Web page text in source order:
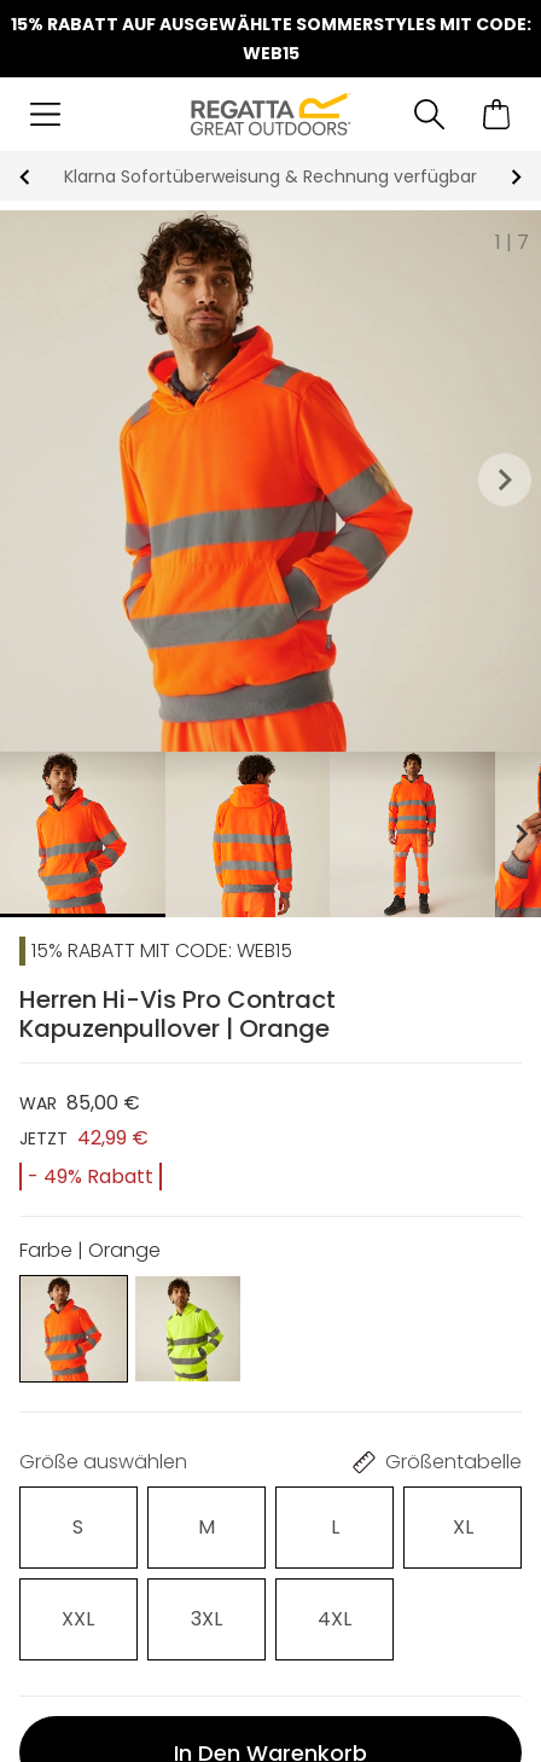
15% RABATT AUF AUSGEWÄHLTE SOMMERSTYLES MIT CODE:
WEB15
Klarna Sofortüberweisung & Rechnung verfügbar
1 | 7
keyboard_arrow_right
chevron_right
15% RABATT MIT CODE: WEB15
Herren Hi-Vis Pro Contract
Kapuzenpullover | Orange
WAR 85,00 €
JETZT 42,99 €
- 49% Rabatt
Farbe | Orange
Größe auswählen Größentabelle
S M L XL
XXL 3XL 4XL
In Den Warenkorb